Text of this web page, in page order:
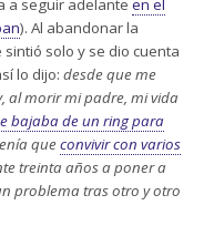
a seguir adelante en el
). Al abandonar la
solo y se dio cuenta
lo dijo: desde que me
al morir mi padre, mi vida
bajaba de un ring para
queconvivir con varios
treinta años a poner a
problema tras otro y otro